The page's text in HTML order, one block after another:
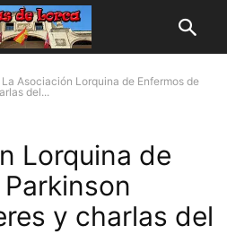
La Asociación Lorquina de Enfermos de
del...
Lorquina de
y charlas del